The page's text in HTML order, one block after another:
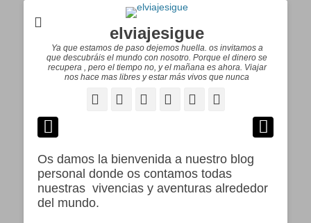
elviajesigue
Ya que estamos de paso dejemos huella. os invitamos a
que descubráis el mundo con nosotro. Porque el dinero se
recupera , pero el tiempo no, y el mañana es ahora. Viajar
nos hace mas libres y estar más vivos que nunca
Facebook
CorreoWordPress
PinterestYouTube
Os damos la bienvenida a nuestro blog
personal donde os contamos todas
nuestras vivencias y aventuras alrededor
del mundo.